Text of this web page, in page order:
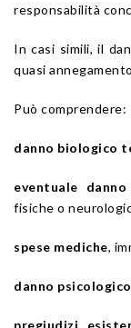
responsabilità
In casi simili, il
quasi
Può comprendere:
danno biologico
eventuale
fisiche o
spese mediche,
danno psicologico
pregiudizi